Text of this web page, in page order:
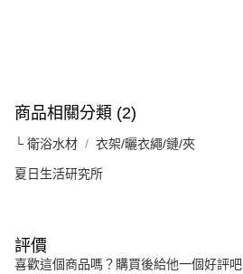
商品相關分類 (2)
└ 衛浴水材 衣架/曬衣繩/鏈/夾
夏日生活研究所
評價
喜歡這個商品嗎？購買後給他一個好評吧